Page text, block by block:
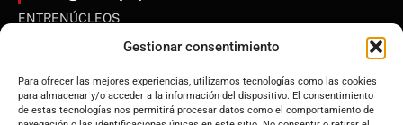
Gestionar consentimiento
Para ofrecer las mejores experiencias, utilizamos tecnologías como las cookies
para almacenar y/o acceder a la información del dispositivo. El consentimiento
de estas tecnologías nos permitirá procesar datos como el comportamiento de
ENTRENÚCLEOS
Andalucía
Internacional